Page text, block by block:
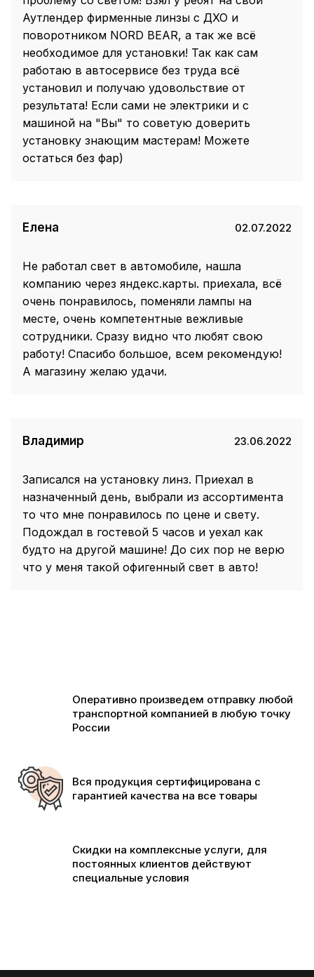
Аутлендер фирменные линзы с ДХО и
поворотником NORD BEAR, а так же всё
необходимое для установки! Так как сам
работаю в автосервисе без труда всё
установил и получаю удовольствие от
результата! Если сами не электрики и с
машиной на "Вы" то советую доверить
установку знающим мастерам! Можете
остаться без фар)
Елена 02.07.2022
Не работал свет в автомобиле, нашла
компанию через яндекс.карты. приехала, всё
очень понравилось, поменяли лампы на
месте, очень компетентные вежливые
сотрудники. Сразу видно что любят свою
работу! Спасибо большое, всем рекомендую!
А магазину желаю удачи.
Владимир 23.06.2022
Записался на установку линз. Приехал в
назначенный день, выбрали из ассортимента
то что мне понравилось по цене и свету.
Подождал в гостевой 5 часов и уехал как
будто на другой машине! До сих пор не верю
что у меня такой офигенный свет в авто!
Оперативно произведем отправку любой
транспортной компанией в любую точку
России
Вся продукция сертифицирована с
гарантией качества на все товары
Скидки на комплексные услуги, для
постоянных клиентов действуют
специальные условия